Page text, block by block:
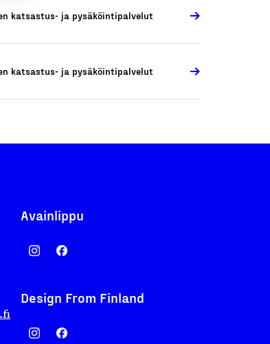
katsastus- ja pysäköintipalvelut
katsastus- ja pysäköintipalvelut
Avainlippu
Design From Finland